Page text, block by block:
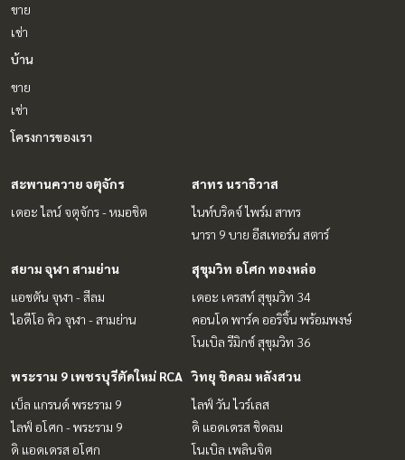
ขาย
เช่า
บ้าน
ขาย
เช่า
โครงการของเรา
สะพานควาย จตุจักร
เดอะ ไลน์ จตุจักร - หมอชิต
สาทร นราธิวาส
ไนท์บริดจ์ ไพร์ม สาทร
นารา 9 บาย อีสเทอร์น สตาร์
สยาม จุฬา สามย่าน
แอชตัน จุฬา - สีลม
ไอดีโอ คิว จุฬา - สามย่าน
สุขุมวิท อโศก ทองหล่อ
เดอะ เครสท์ สุขุมวิท 34
คอนโด พาร์ค ออริจิ้น พร้อมพงษ์
โนเบิล รีมิกซ์ สุขุมวิท 36
พระราม 9 เพชรบุรีตัดใหม่ RCA
เบ็ล แกรนด์ พระราม 9
ไลฟ์ อโศก - พระราม 9
ดิ แอดเดรส อโศก
วิทยุ ชิดลม หลังสวน
ไลฟ์ วัน ไวร์เลส
ดิ แอดเดรส ชิดลม
โนเบิล เพลินจิต